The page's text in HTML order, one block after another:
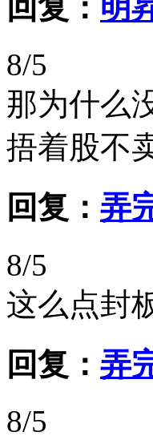
回复： 明
8/5
那为什么
捂着股不
回复： 弄
8/5
这么点封
回复： 弄
8/5